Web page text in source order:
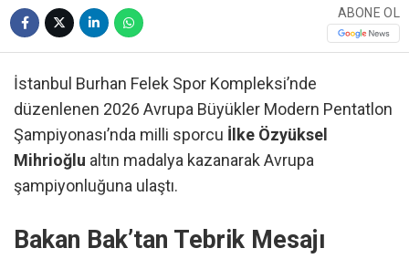
ABONE OL
İstanbul Burhan Felek Spor Kompleksi’nde
düzenlenen 2026 Avrupa Büyükler Modern Pentatlon
Şampiyonası’nda milli sporcu İlke Özyüksel
Mihrioğlu altın madalya kazanarak Avrupa
şampiyonluğuna ulaştı.
Bakan Bak’tan Tebrik Mesajı